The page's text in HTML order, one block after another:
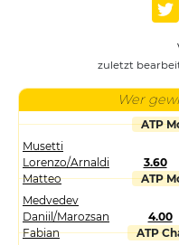
zuletzt
Wer
ATP
Musetti
Lorenzo/Arnaldi
Matteo
3.60
ATP
Medvedev
Daniil/Marozsan
Fabian
4.00
ATP